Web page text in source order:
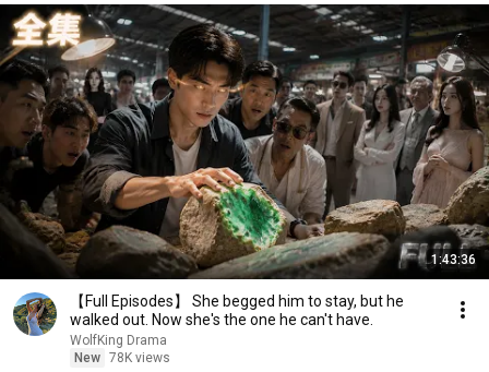
1:43:36
【Full Episodes】 She begged him to stay, but he
walked out. Now she's the one he can't have.
WolfKing Drama
New 78K views